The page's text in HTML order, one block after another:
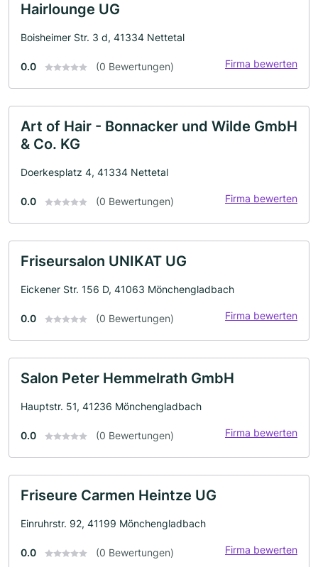
Hairlounge UG
Boisheimer Str. 3 d, 41334 Nettetal
0.0 (0 Bewertungen) Firma bewerten
Art of Hair - Bonnacker und Wilde GmbH
& Co. KG
Doerkesplatz 4, 41334 Nettetal
0.0 (0 Bewertungen) Firma bewerten
Friseursalon UNIKAT UG
Eickener Str. 156 D, 41063 Mönchengladbach
0.0 (0 Bewertungen) Firma bewerten
Salon Peter Hemmelrath GmbH
Hauptstr. 51, 41236 Mönchengladbach
0.0 (0 Bewertungen) Firma bewerten
Friseure Carmen Heintze UG
Einruhrstr. 92, 41199 Mönchengladbach
0.0 (0 Bewertungen) Firma bewerten